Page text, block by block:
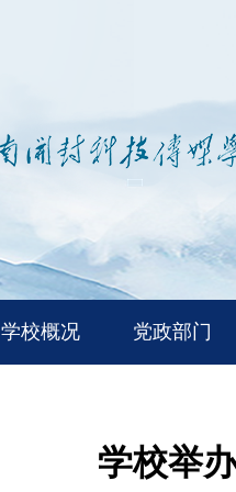
学校概况 党政部门
学校举